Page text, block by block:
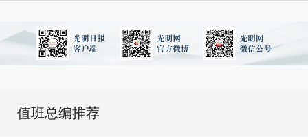
值班总编推荐